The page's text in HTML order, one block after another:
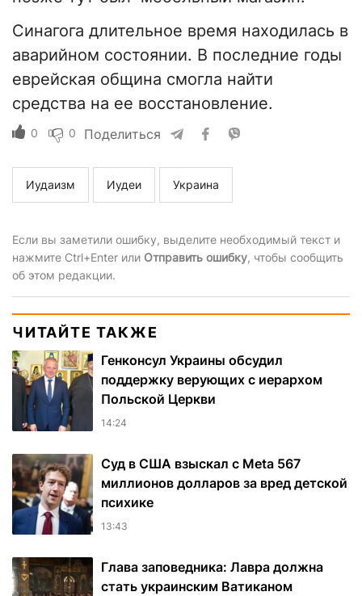
Синагога длительное время находилась в
аварийном состоянии. В последние годы
еврейская община смогла найти
средства на ее восстановление.
0 0 Поделиться
Иудаизм Иудеи Украина
Если вы заметили ошибку, выделите необходимый текст и
нажмите Ctrl+Enter или Отправить ошибку, чтобы сообщить
об этом редакции.
ЧИТАЙТЕ ТАКЖЕ
Генконсул Украины обсудил
поддержку верующих с иерархом
Польской Церкви
14:24
Суд в США взыскал с Meta 567
миллионов долларов за вред детской
психике
13:43
Глава заповедника: Лавра должна
стать украинским Ватиканом